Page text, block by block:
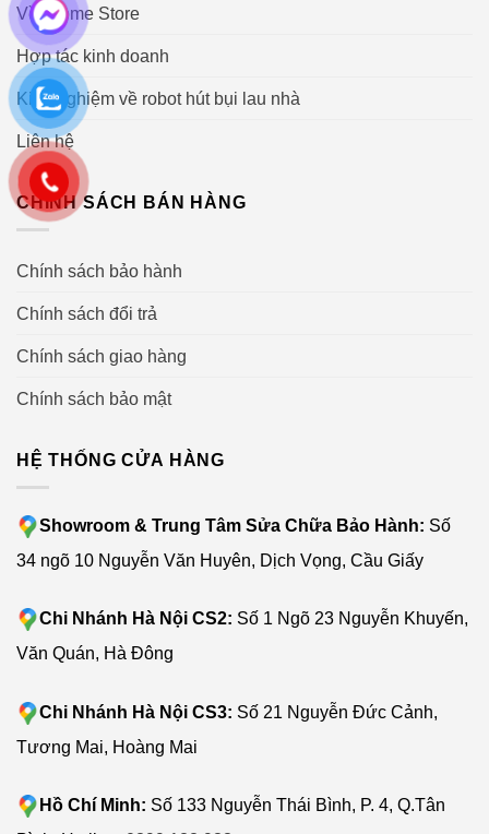
Về iHome Store
Hợp tác kinh doanh
Kinh nghiệm về robot hút bụi lau nhà
Liên hệ
CHÍNH SÁCH BÁN HÀNG
Chính sách bảo hành
Chính sách đổi trả
Chính sách giao hàng
Chính sách bảo mật
HỆ THỐNG CỬA HÀNG
Showroom & Trung Tâm Sửa Chữa Bảo Hành: Số
34 ngõ 10 Nguyễn Văn Huyên, Dịch Vọng, Cầu Giấy
Chi Nhánh Hà Nội CS2: Số 1 Ngõ 23 Nguyễn Khuyến,
Văn Quán, Hà Đông
Chi Nhánh Hà Nội CS3: Số 21 Nguyễn Đức Cảnh,
Tương Mai, Hoàng Mai
Hồ Chí Minh: Số 133 Nguyễn Thái Bình, P. 4, Q.Tân